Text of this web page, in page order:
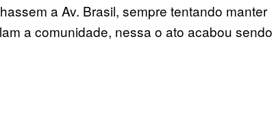
a Av. Brasil, sempre tentando manter
a comunidade, nessa o ato acabou sendo